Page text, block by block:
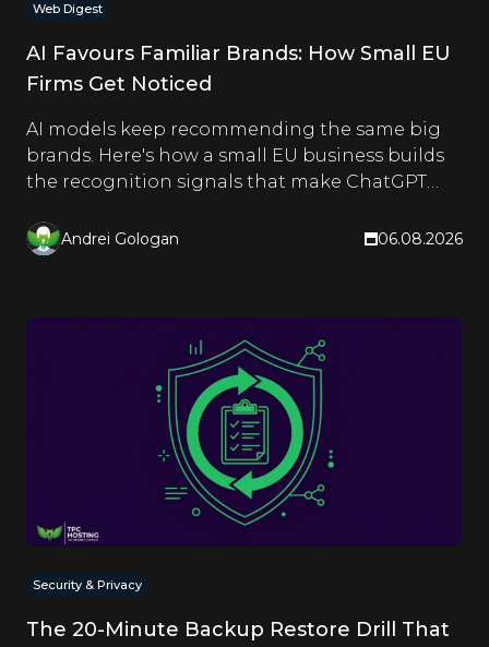
Web Digest
AI Favours Familiar Brands: How Small EU
Firms Get Noticed
AI models keep recommending the same big
brands. Here's how a small EU business builds
the recognition signals that make ChatGPT
Andrei Gologan 06.08.2026
Security & Privacy
The 20-Minute Backup Restore Drill That